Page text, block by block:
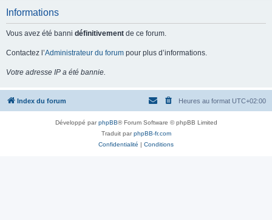
e
Informations
Vous avez été banni définitivement de ce forum.
Contactez l’Administrateur du forum pour plus d’informations.
Votre adresse IP a été bannie.
Index du forum Heures au format UTC+02:00
Développé parphpBB® Forum Software © phpBB Limited
Traduit parphpBB-fr.com
Confidentialité | Conditions